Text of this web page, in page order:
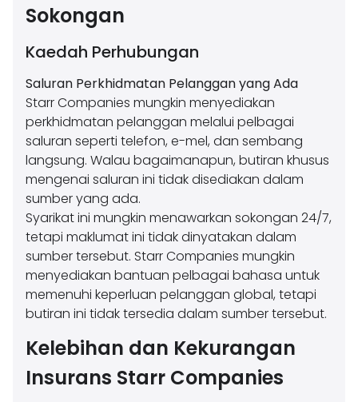
Sokongan
Kaedah Perhubungan
Saluran Perkhidmatan Pelanggan yang Ada
Starr Companies mungkin menyediakan
perkhidmatan pelanggan melalui pelbagai
saluran seperti telefon, e-mel, dan sembang
langsung. Walau bagaimanapun, butiran khusus
mengenai saluran ini tidak disediakan dalam
sumber yang ada.
Syarikat ini mungkin menawarkan sokongan 24/7,
tetapi maklumat ini tidak dinyatakan dalam
sumber tersebut. Starr Companies mungkin
menyediakan bantuan pelbagai bahasa untuk
memenuhi keperluan pelanggan global, tetapi
butiran ini tidak tersedia dalam sumber tersebut.
Kelebihan dan Kekurangan
Insurans Starr Companies